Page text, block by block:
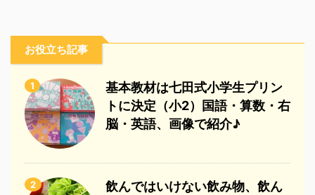
お役立ち記事
1
基本教材は七田式小学生プリン
トに決定（小2）国語・算数・右
脳・英語、画像で紹介♪
2
飲んではいけない飲み物、飲ん